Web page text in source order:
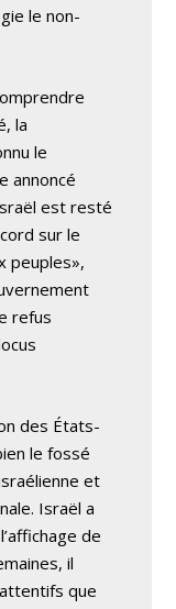
le non-
la
le
annoncé
est resté
sur le
peuples»,
refus
des États-
le fossé
et
Israël a
de
il
que